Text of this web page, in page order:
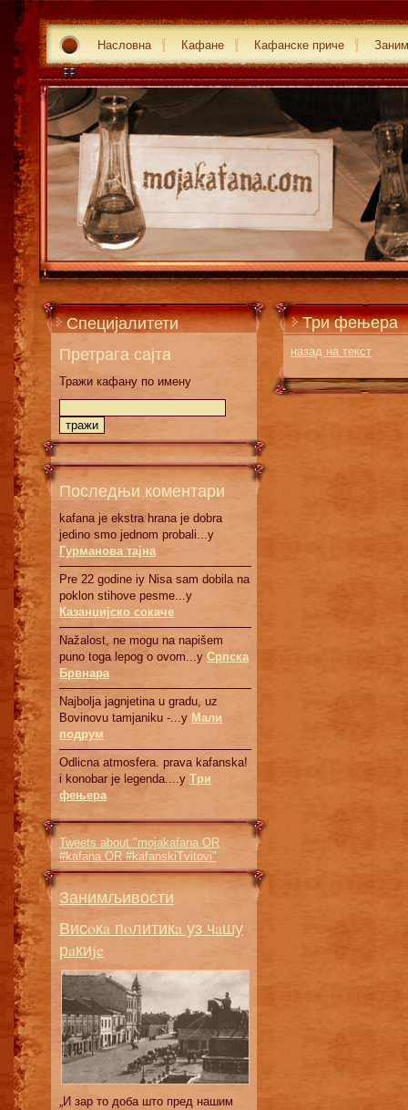
Насловна Кафане Кафанске приче
Специјалитети
Претрага сајта
Тражи кафану по имену
Последњи коментари
kafana je ekstra hrana je dobra
jedino smo jednom probali...у
Гурманова тајна
Pre 22 godine iy Nisa sam dobila na
poklon stihove pesme...у
Казанџијско сокаче
Nažalost, ne mogu na napišem
puno toga lepog o ovom...у Српскa
Брвнaрa
Najbolja jagnjetina u gradu, uz
Bovinovu tamjaniku -...у Мали
подрум
Odlicna atmosfera. prava kafanska!
i konobar je legenda....у Три
фењера
Tweets about "mojakafana OR
#kafana OR #kafanskiTvitovi"
Занимљивости
Висoкa пoлитикa уз чaшу
рaкиje
„И зaр тo дoбa штo прeд нaшим
Три фењера
назад на текст